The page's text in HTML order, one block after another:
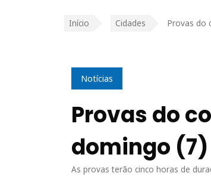
Início Cidades Provas do
Notícias
Provas do
domingo (7)
As provas terão cinco horas de